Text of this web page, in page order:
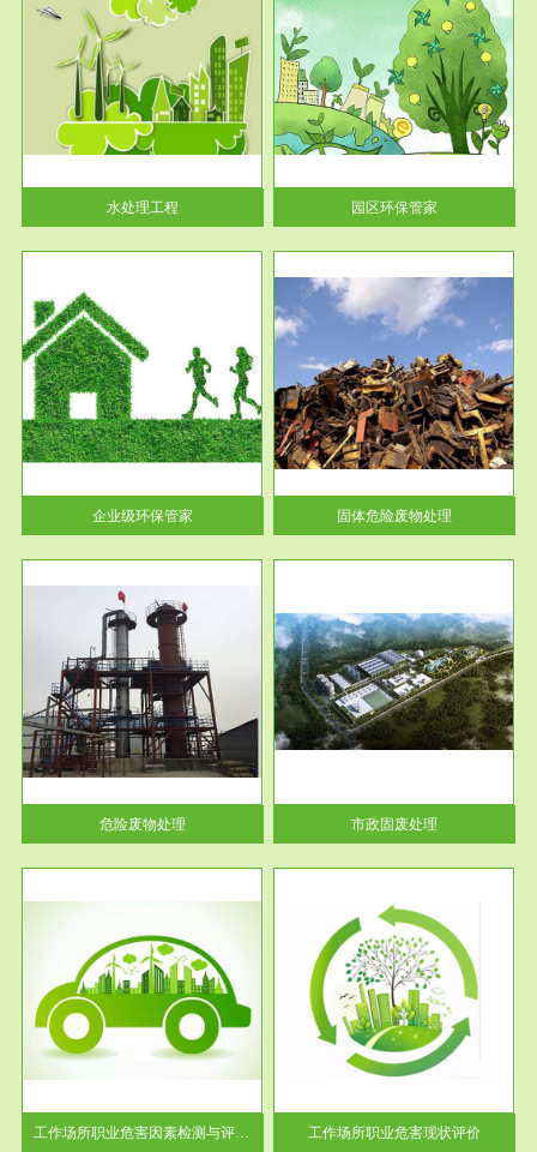
水处理工程
服务范围
园区环保管家
2016 年 4 月，环保部下发《关
于积极发挥环境保护作用促进供
给侧结...
园区环保管家
企业级环保管家
服务范围
固体危险废物处理
固体废物解释：固体废物是指人
们在生产建设、日常生活和其他
活动中...
固体危险废物处理
危险废物处理
服务范围
市政固废处理
蔚蓝生态环境科技所从事的市政
废物处理业务包括市政废物的处
理处...
市政固废处理
工作场所职业危害因素检测与评价...
服务范围
工作场所职业危害现状评价
【现状评价意义】：具体因素---
-通过质谱分析等多种手段明确
工作场...
工作场所职业危害现状评价